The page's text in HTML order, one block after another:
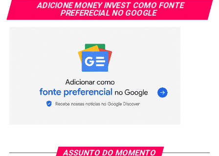
ADICIONE MONEY INVEST COMO FONTE
PREFERECIAL NO GOOGLE
ASSUNTO DO MOMENTO